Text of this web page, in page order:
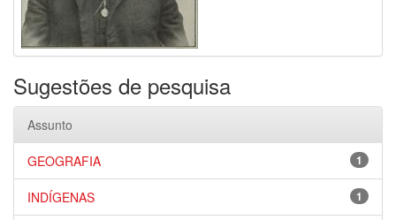
Sugestões de pesquisa
Assunto
1
GEOGRAFIA
1
INDÍGENAS